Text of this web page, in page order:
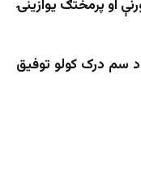
او پرمختګ یوازینۍ
سم درک کولو توفیق